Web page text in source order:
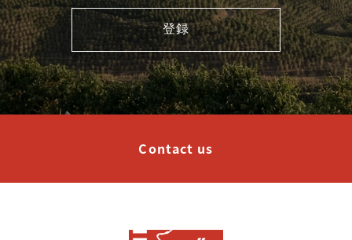
登録
Contact us